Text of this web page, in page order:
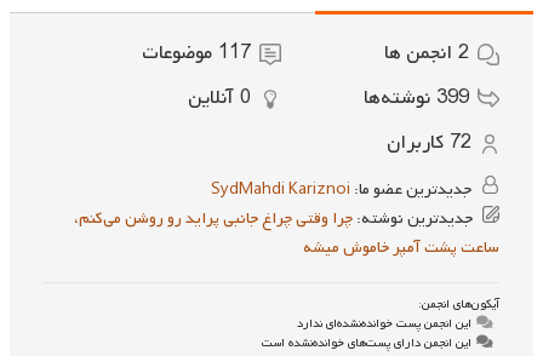
2 انجمن ها 117 موضوعات
399 نوشته‌ها 0 آنلاین
72 کاربران
جدیدترین عضو ما: SydMahdi Kariznoi
جدیدترین نوشته:چرا وقتی چراغ جانبی پراید رو روشن می‌کنم،
ساعت پشت آمپر خاموش میشه
آیکون‌های انجمن:
این انجمن پست خوانده‌نشده‌ای ندارد
این انجمن دارای پست‌های خوانده‌نشده است